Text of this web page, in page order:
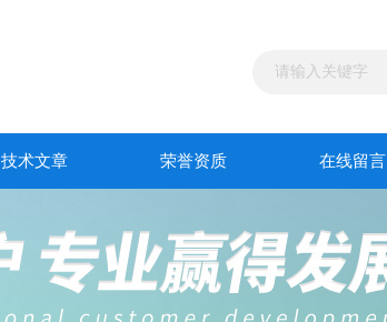
技术文章 荣誉资质 在线留言